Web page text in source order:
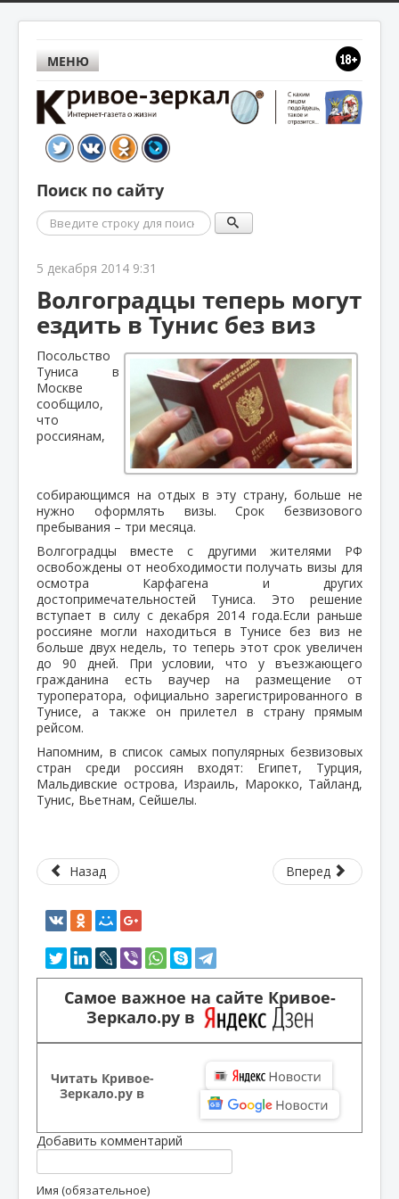
МЕНЮ
Поиск по сайту
Поиск
5 декабря 2014 9:31
Волгоградцы теперь могут
ездить в Тунис без виз
Посольство
Туниса в
Москве
сообщило,
что
россиянам,
собирающимся на отдых в эту страну, больше не
нужно оформлять визы. Срок безвизового
пребывания – три месяца.
Волгоградцы вместе с другими жителями РФ
освобождены от необходимости получать визы для
осмотра Карфагена и других
достопримечательностей Туниса. Это решение
вступает в силу с декабря 2014 года.Если раньше
россияне могли находиться в Тунисе без виз не
больше двух недель, то теперь этот срок увеличен
до 90 дней. При условии, что у въезжающего
гражданина есть ваучер на размещение от
туроператора, официально зарегистрированного в
Тунисе, а также он прилетел в страну прямым
рейсом.
Напомним, в список самых популярных безвизовых
стран среди россиян входят: Египет, Турция,
Мальдивские острова, Израиль, Марокко, Тайланд,
Тунис, Вьетнам, Сейшелы.
Назад Вперед
Самое важное на сайте Кривое-
Зеркало.ру в
Читать Кривое-
Зеркало.ру в
Добавить комментарий
Имя (обязательное)